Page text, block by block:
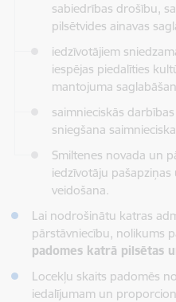
sabiedrības drošību,
pilsētvides ainavas
iedzīvotājiem
iespējas piedalīties
mantojuma
saimnieciskās
sniegšana
Smiltenes novada un
iedzīvotāju
veidošana.
Lai nodrošinātu katras
pārstāvniecību, nolikums
padomes katrā pilsētas
Locekļu skaits padomēs
iedalījumam un